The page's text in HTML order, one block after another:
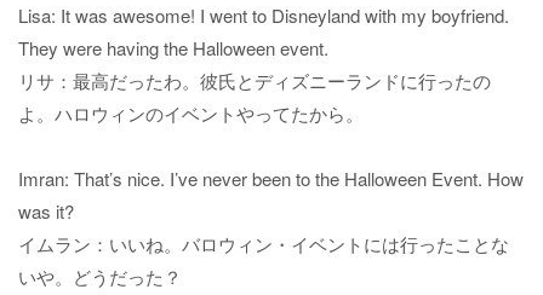
Lisa: It was awesome! I went to Disneyland with my boyfriend.
They were having the Halloween event.
リサ：最高だったわ。彼氏とディズニーランドに行ったの
よ。ハロウィンのイベントやってたから。
Imran: That’s nice. I’ve never been to the Halloween Event. How
was it?
イムラン：いいね。バロウィン・イベントには行ったことな
いや。どうだった？